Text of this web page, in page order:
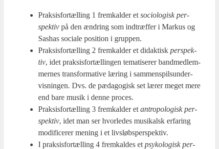
Prak­sis­for­tæl­ling 1 frem­kal­der et socio­lo­gisk per­
spek­tiv på den ændring som ind­træf­fer i Mar­kus og
Sas­has soci­a­le posi­tion i grup­pen.
Prak­sis­for­tæl­ling 2 frem­kal­der et didak­tisk per­spek­
tiv, idet prak­sis­for­tæl­lin­gen tema­ti­se­rer band­med­lem­
mer­nes trans­for­ma­ti­ve læring i sam­men­spils­un­der­
vis­nin­gen. Dvs. de pæda­go­gisk set lærer meget mere
end bare musik i den­ne pro­ces.
Prak­sis­for­tæl­ling 3 frem­kal­der et antro­po­lo­gisk per­
spek­tiv, idet man ser hvor­le­des musi­kalsk erfa­ring
modi­fi­ce­rer mening i et livsløbs­per­spek­tiv.
I prak­sis­for­tæl­ling 4 frem­kal­des et psy­ko­lo­gisk per­